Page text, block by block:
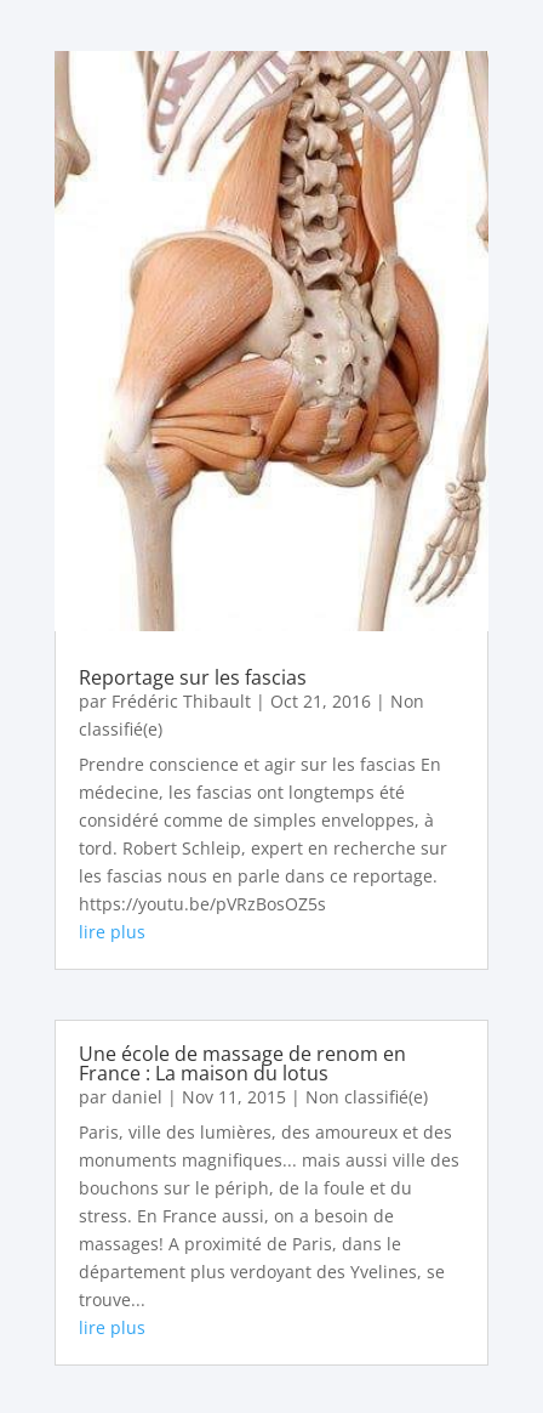
Reportage sur les fascias
par Frédéric Thibault| Oct 21, 2016| Non
classifié(e)
Prendre conscience et agir sur les fascias En
médecine, les fascias ont longtemps été
considéré comme de simples enveloppes, à
tord. Robert Schleip, expert en recherche sur
les fascias nous en parle dans ce reportage.
https://youtu.be/pVRzBosOZ5s
lire plus
Une école de massage de renom en
France : La maison du lotus
par daniel | Nov 11, 2015| Non classifié(e)
Paris, ville des lumières, des amoureux et des
monuments magnifiques... mais aussi ville des
bouchons sur le périph, de la foule et du
stress. En France aussi, on a besoin de
massages! A proximité de Paris, dans le
département plus verdoyant des Yvelines, se
trouve...
lire plus